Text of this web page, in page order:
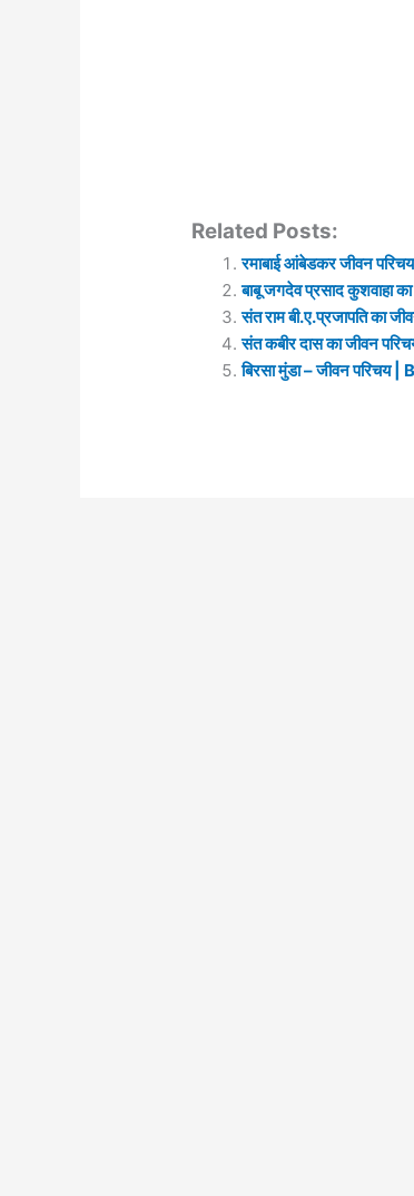
Related Posts:
रमाबाई आंबेडकर जीवन
बाबू जगदेव प्रसाद कुशवाहा
संत राम बी.ए.प्रजापति का
संत कबीर दास का जीवन
बिरसा मुंडा – जीवन